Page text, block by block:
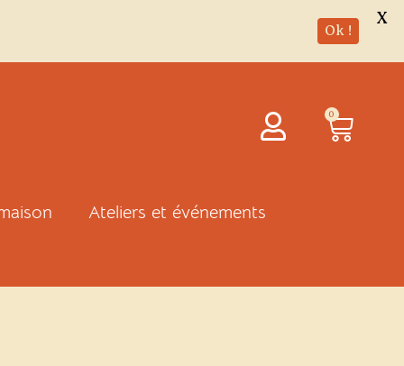
0
Ateliers et événements
Ok !
X